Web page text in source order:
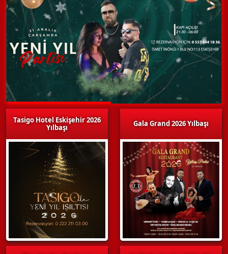
Tasigo Hotel Eskişehir 2026
Yılbaşı
Gala Grand 2026 Yılbaşı